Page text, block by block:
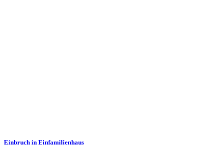
Einbruch in Einfamilienhaus